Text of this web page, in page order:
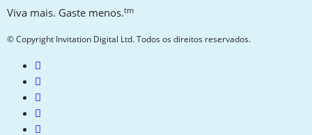
Viva mais. Gaste menos.tm
© Copyright Invitation Digital Ltd. Todos os direitos reservados.